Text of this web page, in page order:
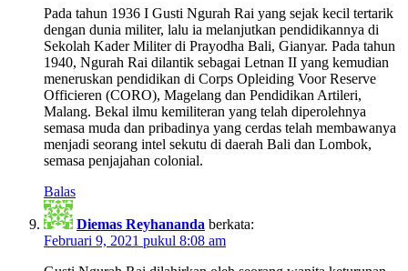
Pada tahun 1936 I Gusti Ngurah Rai yang sejak kecil tertarik
dengan dunia militer, lalu ia melanjutkan pendidikannya di
Sekolah Kader Militer di Prayodha Bali, Gianyar. Pada tahun
1940, Ngurah Rai dilantik sebagai Letnan II yang kemudian
meneruskan pendidikan di Corps Opleiding Voor Reserve
Officieren (CORO), Magelang dan Pendidikan Artileri,
Malang. Bekal ilmu kemiliteran yang telah diperolehnya
semasa muda dan pribadinya yang cerdas telah membawanya
menjadi seorang intel sekutu di daerah Bali dan Lombok,
semasa penjajahan colonial.
Balas
Diemas Reyhananda berkata:
Februari 9, 2021 pukul 8:08 am